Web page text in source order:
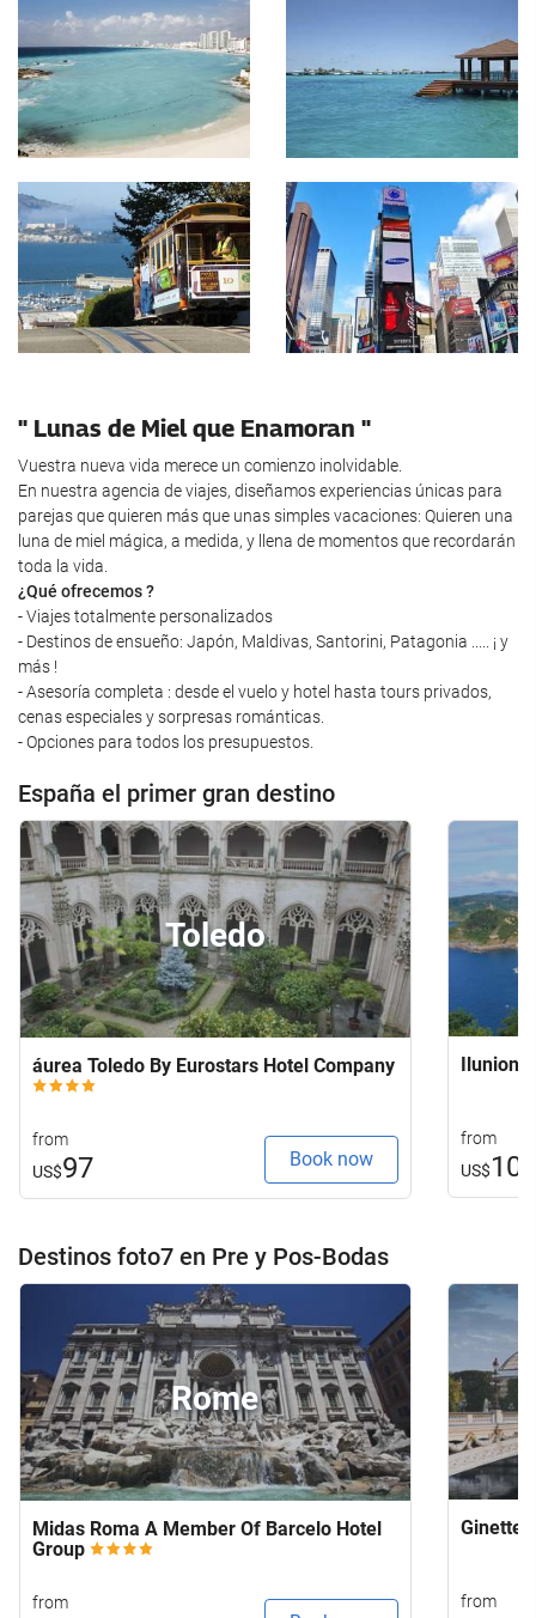
" Lunas de Miel que Enamoran "
Vuestra nueva vida merece un comienzo inolvidable.
En nuestra agencia de viajes, diseñamos experiencias únicas para
parejas que quieren más que unas simples vacaciones: Quieren una
luna de miel mágica, a medida, y llena de momentos que recordarán
toda la vida.
¿Qué ofrecemos ?
- Viajes totalmente personalizados
- Destinos de ensueño: Japón, Maldivas, Santorini, Patagonia ..... ¡ y
más !
- Asesoría completa : desde el vuelo y hotel hasta tours privados,
cenas especiales y sorpresas románticas.
- Opciones para todos los presupuestos.
España el primer gran destino
Toledo
áurea Toledo By Eurostars Hotel Company
from
US$97 Book now
Ilunion
from
US$
Destinos foto7 en Pre y Pos-Bodas
Rome
Midas Roma A Member Of Barcelo Hotel
Group
from
Ginette
from